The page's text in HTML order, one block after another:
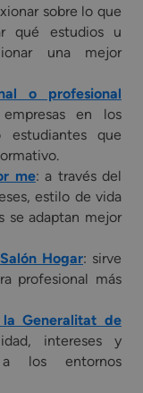
sobre lo que
qué estudios u
una mejor
o profesional
en los
estudiantes que
me: a través del
estilo de vida
se adaptan mejor
Hogar: sirve
profesional más
Generalitat de
intereses y
a los entornos